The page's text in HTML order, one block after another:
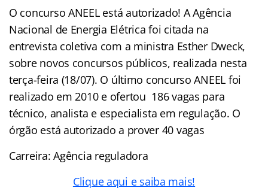
O concurso ANEEL está autorizado! A Agência
Nacional de Energia Elétrica foi citada na
entrevista coletiva com a ministra Esther Dweck,
sobre novos concursos públicos, realizada nesta
terça-feira (18/07). O último concurso ANEEL foi
realizado em 2010 e ofertou 186 vagas para
técnico, analista e especialista em regulação. O
órgão está autorizado a prover 40 vagas
Carreira: Agência reguladora
Clique aqui e saiba mais!